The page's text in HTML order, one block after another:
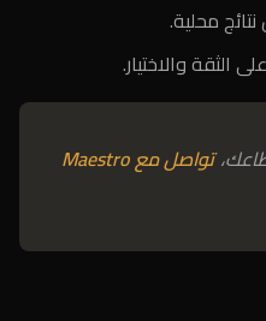
محلية.
الثقة والاختيار.
تواصل مع Maestro